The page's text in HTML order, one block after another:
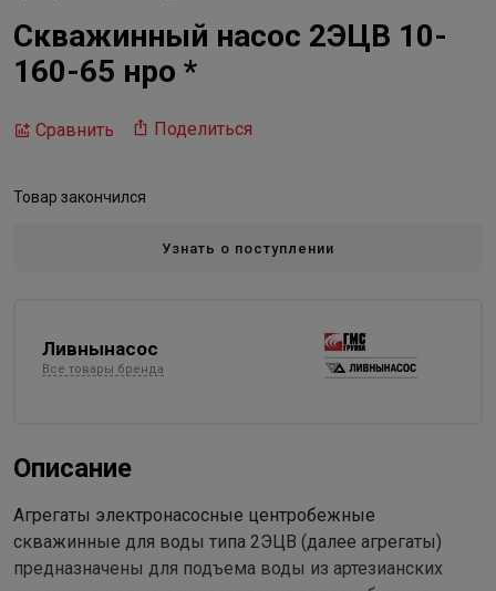
Скважинный насос 2ЭЦВ 10-
160-65 нро *
Сравнить Поделиться
Товар закончился
Узнать о поступлении
Ливнынасос
Все товары бренда
Описание
Агрегаты электронасосные центробежные
скважинные для воды типа 2ЭЦВ (далее агрегаты)
предназначены для подъема воды из артезианских